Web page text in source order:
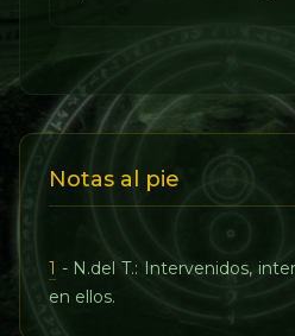
Notas al pie
1 - N.del T.: Intervenidos,
en ellos.